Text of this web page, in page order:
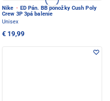
Nike · ED Pán. BB ponožky Cush Poly
Crew 3P 3pá balenie
Unisex
€ 19,99